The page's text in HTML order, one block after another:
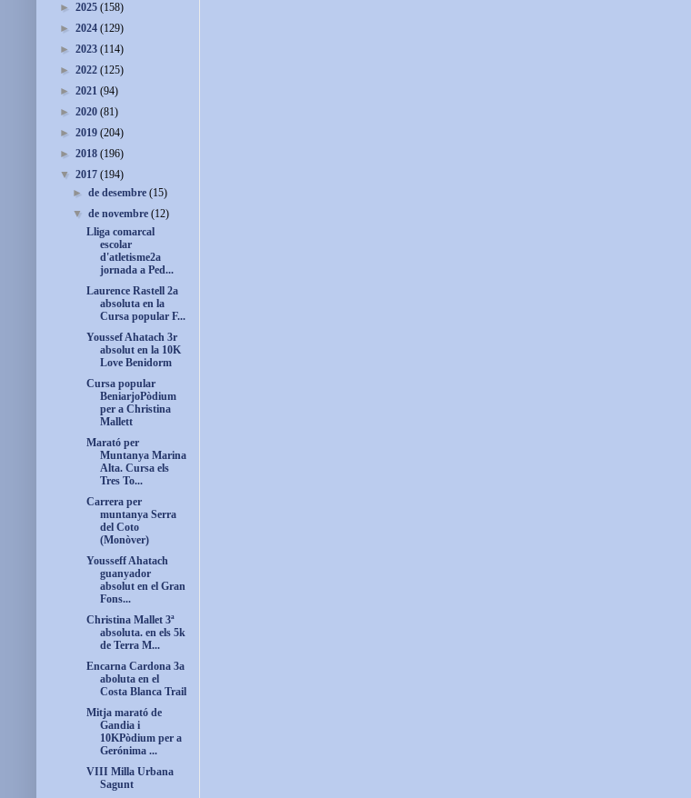
► 2025 (158)
► 2024 (129)
► 2023 (114)
► 2022 (125)
► 2021 (94)
► 2020 (81)
► 2019 (204)
► 2018 (196)
▼ 2017 (194)
►de desembre(15)
▼de novembre(12)
Lliga comarcal
escolar
d'atletisme2a
jornada a Ped...
Laurence Rastell 2a
absoluta en la
Cursa popular F...
Youssef Ahatach 3r
absolut en la 10K
Love Benidorm
Cursa popular
BeniarjoPòdium
per a Christina
Mallett
Marató per
Muntanya Marina
Alta. Cursa els
Tres To...
Carrera per
muntanya Serra
del Coto
(Monòver)
Yousseff Ahatach
guanyador
absolut en el Gran
Fons...
Christina Mallet 3ª
absoluta. en els 5k
de Terra M...
Encarna Cardona 3a
aboluta en el
Costa Blanca Trail
Mitja marató de
Gandia i
10KPòdium per a
Gerónima ...
VIII Milla Urbana
Sagunt